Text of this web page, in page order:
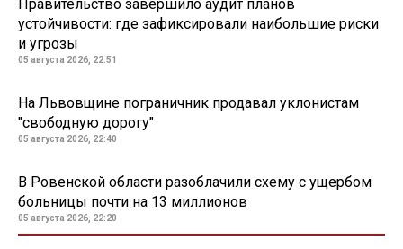
Правительство завершило аудит планов
устойчивости: где зафиксировали наибольшие риски
и угрозы
05 августа 2026, 22:51
На Львовщине пограничник продавал уклонистам
"свободную дорогу"
05 августа 2026, 22:40
В Ровенской области разоблачили схему с ущербом
больницы почти на 13 миллионов
05 августа 2026, 22:20